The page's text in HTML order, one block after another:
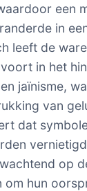
een
in
leeft de
in het
jaïnisme,
van
dat
op
om hun